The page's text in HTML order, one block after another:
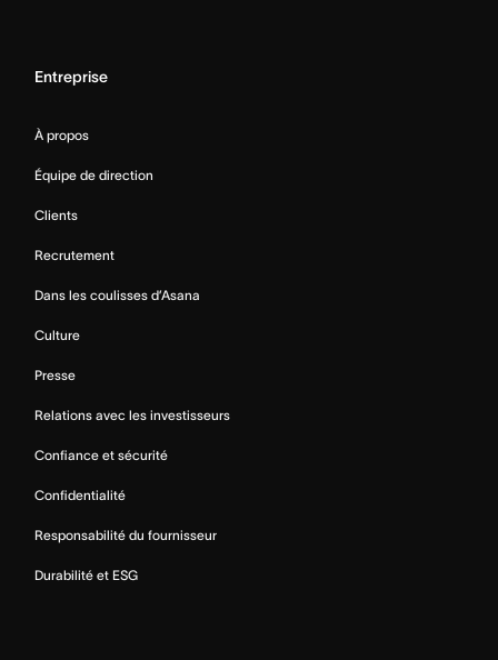
Entreprise
À propos
Équipe de direction
Clients
Recrutement
Dans les coulisses d’Asana
Culture
Presse
Relations avec les investisseurs
Confiance et sécurité
Confidentialité
Responsabilité du fournisseur
Durabilité et ESG